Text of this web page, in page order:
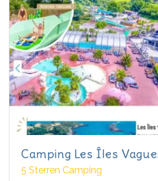
Camping Les Îles
5 Sterren Camping